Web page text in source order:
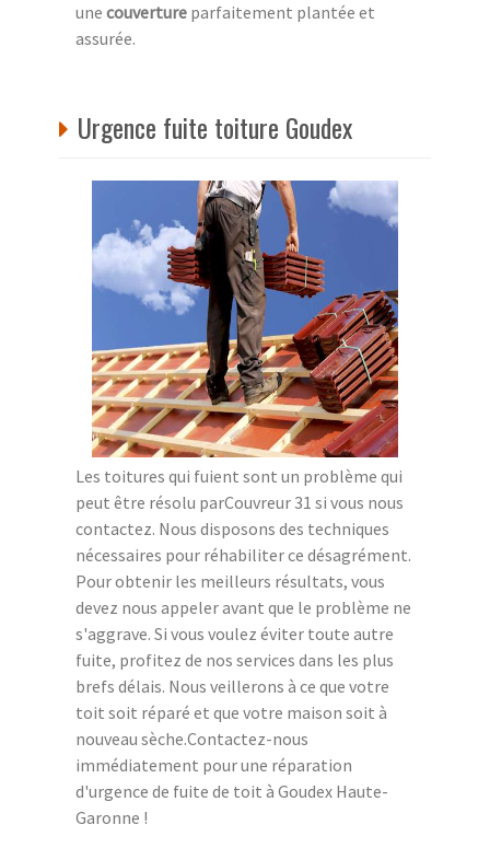
une couverture parfaitement plantée et
assurée.
Urgence fuite toiture Goudex
Les toitures qui fuient sont un problème qui
peut être résolu parCouvreur 31 si vous nous
contactez. Nous disposons des techniques
nécessaires pour réhabiliter ce désagrément.
Pour obtenir les meilleurs résultats, vous
devez nous appeler avant que le problème ne
s'aggrave. Si vous voulez éviter toute autre
fuite, profitez de nos services dans les plus
brefs délais. Nous veillerons à ce que votre
toit soit réparé et que votre maison soit à
nouveau sèche.Contactez-nous
immédiatement pour une réparation
d'urgence de fuite de toit à Goudex Haute-
Garonne !